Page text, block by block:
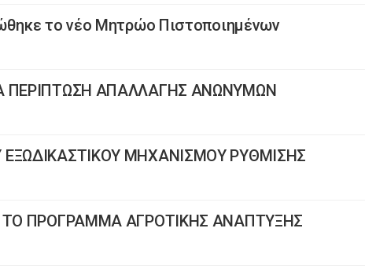
το νέο Μητρώο Πιστοποιημένων
ΠΕΡΙΠΤΩΣΗ ΑΠΑΛΛΑΓΗΣ ΑΝΩΝΥΜΩΝ
ΜΗΧΑΝΙΣΜΟΥ ΡΥΘΜΙΣΗΣ
ΤΟ ΠΡΟΓΡΑΜΜΑ ΑΓΡΟΤΙΚΗΣ ΑΝΑΠΤΥΞΗΣ